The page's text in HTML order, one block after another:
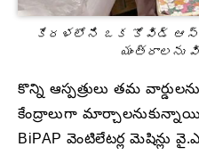
కేరళలోని ఒక కోవిడ్
యంత్రాలను
కొన్ని ఆస్పత్రులు తమ
కేంద్రాలుగా మార్చాలనుకున్నాయి.
BiPAP వెంటిలేటర్ల మెషిన్లు